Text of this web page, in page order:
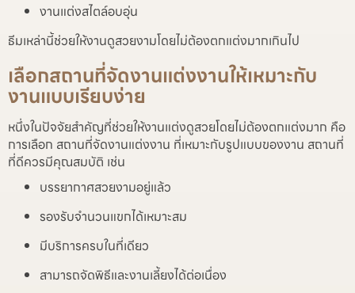
งานแต่งสไตล์อบอุ่น
ธีมเหล่านี้ช่วยให้งานดูสวยงามโดยไม่ต้องตกแต่งมากเกินไป
เลือกสถานที่จัดงานแต่งงานให้เหมาะกับ
งานแบบเรียบง่าย
หนึ่งในปัจจัยสำคัญที่ช่วยให้งานแต่งดูสวยโดยไม่ต้องตกแต่งมาก คือ
การเลือก สถานที่จัดงานแต่งงาน ที่เหมาะกับรูปแบบของงาน สถานที่
ที่ดีควรมีคุณสมบัติ เช่น
บรรยากาศสวยงามอยู่แล้ว
รองรับจำนวนแขกได้เหมาะสม
มีบริการครบในที่เดียว
สามารถจัดพิธีและงานเลี้ยงได้ต่อเนื่อง